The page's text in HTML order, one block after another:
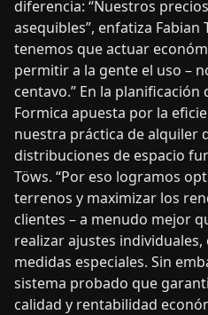
diferencia: “Nuestros
asequibles”, enfatiza Fabian
tenemos que actuar
permitir a la gente el uso –
centavo.” En la
Formica apuesta por la
nuestra práctica de alquiler
distribuciones de espacio
Töws. “Por eso logramos
terrenos y maximizar los
clientes – a menudo mejor
realizar ajustes
medidas especiales. Sin
sistema probado que
calidad y rentabilidad